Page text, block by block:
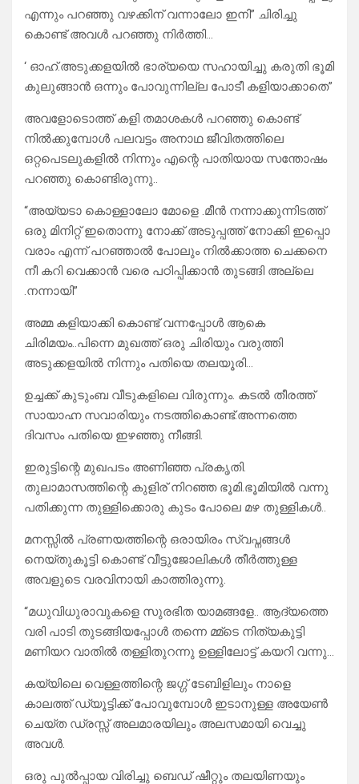
എന്നും പറഞ്ഞു വഴക്കിന് വന്നാലോ ഇനി” ചിരിച്ചു
കൊണ്ട് അവൾ പറഞ്ഞു നിർത്തി…
‘ ഓഹ്.അടുക്കളയിൽ ഭാര്യയെ സഹായിച്ചു കരുതി ഭൂമി
കുലുങ്ങാൻ ഒന്നും പോവുന്നില്ല പോടീ കളിയാക്കാതെ”
അവളോടൊത്ത് കളി തമാശകൾ പറഞ്ഞു കൊണ്ട്
നിൽക്കുമ്പോൾ പലവട്ടം അനാഥ ജീവിതത്തിലെ
ഒറ്റപെടലുകളിൽ നിന്നും എന്റെ പാതിയായ സന്തോഷം
പറഞ്ഞു കൊണ്ടിരുന്നു..
“അയ്യടാ കൊള്ളാലോ മോളെ .മീൻ നന്നാക്കുന്നിടത്ത്
ഒരു മിനിറ്റ് ഇതൊന്നു നോക്ക് അടുപ്പത്ത് നോക്കി ഇപ്പൊ
വരാം എന്ന് പറഞ്ഞാൽ പോലും നിൽക്കാത്ത ചെക്കനെ
നീ കറി വെക്കാൻ വരെ പഠിപ്പിക്കാൻ തുടങ്ങി അല്ലെ
.നന്നായി”
അമ്മ കളിയാക്കി കൊണ്ട് വന്നപ്പോൾ ആകെ
ചിരിമയം..പിന്നെ മുഖത്ത് ഒരു ചിരിയും വരുത്തി
അടുക്കളയിൽ നിന്നും പതിയെ തലയൂരി…
ഉച്ചക്ക് കുടുംബ വീടുകളിലെ വിരുന്നും. കടൽ തീരത്ത്
സായാഹ്ന സവാരിയും നടത്തികൊണ്ട്.അന്നത്തെ
ദിവസം പതിയെ ഇഴഞ്ഞു നീങ്ങി.
ഇരുട്ടിന്റെ മുഖപടം അണിഞ്ഞ പ്രകൃതി.
തുലാമാസത്തിന്റെ കുളിര് നിറഞ്ഞ ഭൂമി.ഭൂമിയിൽ വന്നു
പതിക്കുന്ന തുള്ളിക്കൊരു കുടം പോലെ മഴ തുള്ളികൾ..
മനസ്സിൽ പ്രണയത്തിന്റെ ഒരായിരം സ്വപ്നങ്ങൾ
നെയ്തുകൂട്ടി കൊണ്ട് വീട്ടുജോലികൾ തീർത്തുള്ള
അവളുടെ വരവിനായി കാത്തിരുന്നു.
“മധുവിധുരാവുകളെ സുരഭിത യാമങ്ങളേ.. ആദ്യത്തെ
വരി പാടി തുടങ്ങിയപ്പോൾ തന്നെ മ്മ്‌ടെ നിത്യകുട്ടി
മണിയറ വാതിൽ തള്ളിതുറന്നു ഉള്ളിലോട്ട് കയറി വന്നു…
കയ്യിലെ വെള്ളത്തിന്റെ ജഗ്ഗ് ടേബിളിലും നാളെ
കാലത്ത് ഡ്യൂട്ടിക്ക് പോവുമ്പോൾ ഇടാനുള്ള അയേൺ
ചെയ്ത ഡ്രസ്സ് അലമാരയിലും അലസമായി വെച്ചു
അവൾ.
ഒരു പുൽപ്പായ വിരിച്ചു ബെഡ് ഷീറ്റും തലയിണയും